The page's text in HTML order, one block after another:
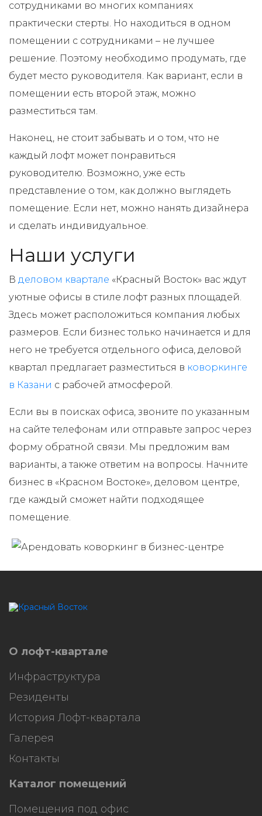
сотрудниками во многих компаниях
практически стерты. Но находиться в одном
помещении с сотрудниками – не лучшее
решение. Поэтому необходимо продумать, где
будет место руководителя. Как вариант, если в
помещении есть второй этаж, можно
разместиться там.
Наконец, не стоит забывать и о том, что не
каждый лофт может понравиться
руководителю. Возможно, уже есть
представление о том, как должно выглядеть
помещение. Если нет, можно нанять дизайнера
и сделать индивидуальное.
Наши услуги
В деловом квартале «Красный Восток» вас ждут
уютные офисы в стиле лофт разных площадей.
Здесь может расположиться компания любых
размеров. Если бизнес только начинается и для
него не требуется отдельного офиса, деловой
квартал предлагает разместиться в коворкинге
в Казани с рабочей атмосферой.
Если вы в поисках офиса, звоните по указанным
на сайте телефонам или отправьте запрос через
форму обратной связи. Мы предложим вам
варианты, а также ответим на вопросы. Начните
бизнес в «Красном Востоке», деловом центре,
где каждый сможет найти подходящее
помещение.
О лофт-квартале
Инфраструктура
Резиденты
История Лофт-квартала
Галерея
Контакты
Каталог помещений
Помещения под офис